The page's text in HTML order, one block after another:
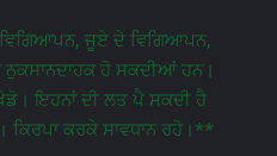
ਜੂਏ ਦੇ ਵਿਗਿਆਪਨ,
ਹੋ ਸਕਦੀਆਂ ਹਨ।
ਇਹਨਾਂ ਦੀ ਲਤ ਪੈ ਸਕਦੀ ਹੈ
ਕਿਰਪਾ ਕਰਕੇ ਸਾਵਧਾਨ ਰਹੋ।**